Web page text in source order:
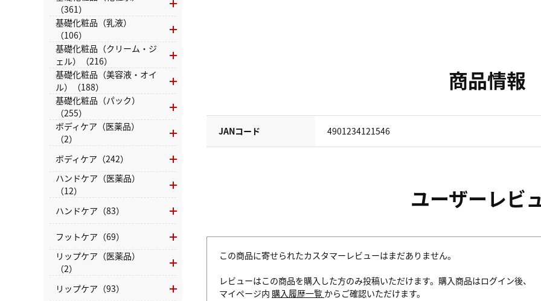
商品情報
JANコード 4901234121546
ユーザーレビ
この商品に寄せられたカスタマーレビューはまだありません。
レビューはこの商品を購入した方のみ投稿いただけます。購入商品はログイン後、
マイページ内 購入履歴一覧 からご確認いただけます。
（361）
基礎化粧品（乳液）
（106）
基礎化粧品（クリーム・ジ
ェル）（216）
基礎化粧品（美容液・オイ
ル）（188）
基礎化粧品（パック）
（255）
ボディケア（医薬品）
（2）
ボディケア（242）
ハンドケア（医薬品）
（12）
ハンドケア（83）
フットケア（69）
リップケア（医薬品）
（2）
リップケア（93）